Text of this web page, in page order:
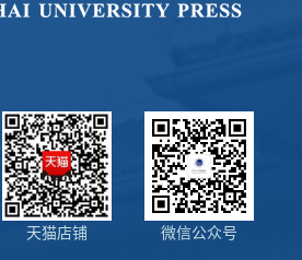
天猫店铺 微信公众号